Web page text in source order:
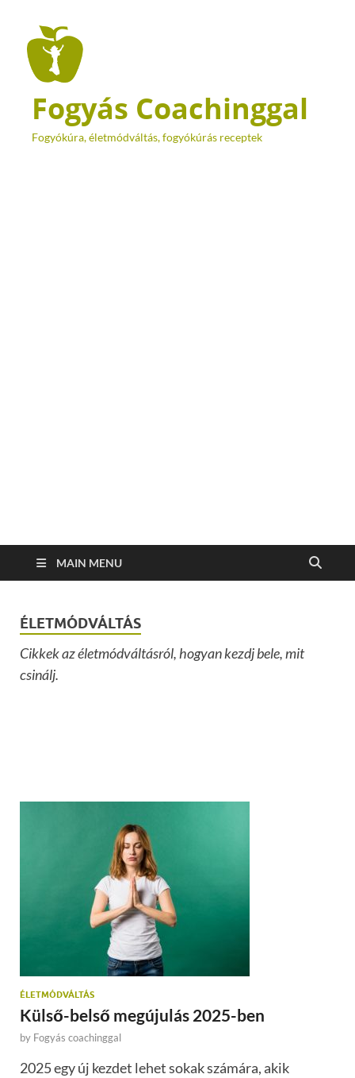
Fogyás Coachinggal
Fogyókúra, életmódváltás, fogyókúrás receptek
MAIN MENU
ÉLETMÓDVÁLTÁS
Cikkek az életmódváltásról, hogyan kezdj bele, mit
csinálj.
ÉLETMÓDVÁLTÁS
Külső-belső megújulás 2025-ben
by Fogyás coachinggal
2025 egy új kezdet lehet sokak számára, akik